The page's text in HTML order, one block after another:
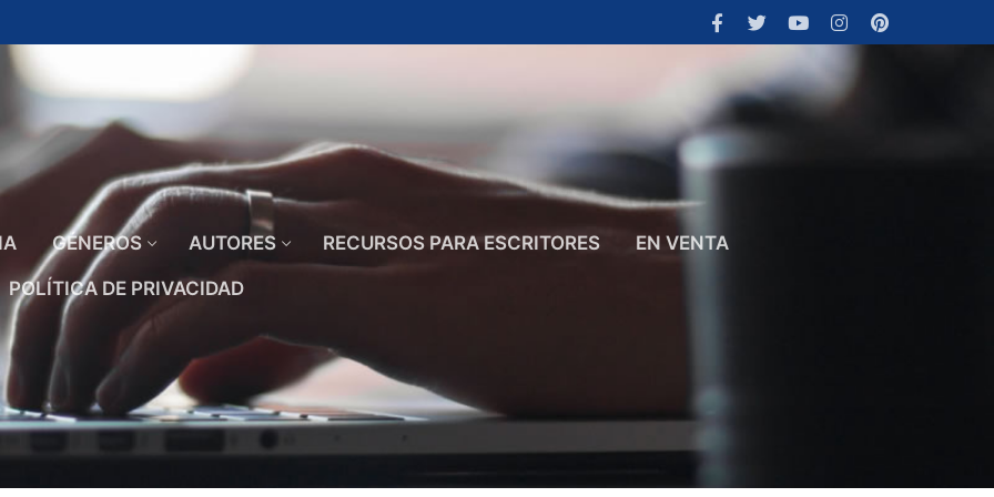
GÉNEROS AUTORES RECURSOS PARA ESCRITORES EN VENTA
POLÍTICA DE PRIVACIDAD